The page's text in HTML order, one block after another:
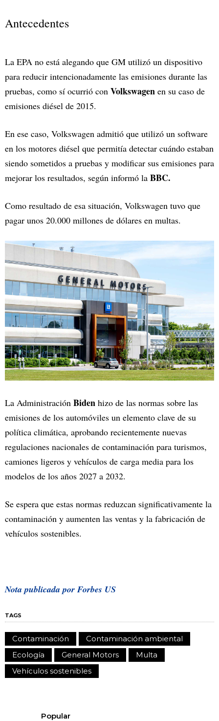
Antecedentes
La EPA no está alegando que GM utilizó un dispositivo
para reducir intencionadamente las emisiones durante las
pruebas, como sí ocurrió con Volkswagen en su caso de
emisiones diésel de 2015.
En ese caso, Volkswagen admitió que utilizó un software
en los motores diésel que permitía detectar cuándo estaban
siendo sometidos a pruebas y modificar sus emisiones para
mejorar los resultados, según informó la BBC.
Como resultado de esa situación, Volkswagen tuvo que
pagar unos 20.000 millones de dólares en multas.
La Administración Biden hizo de las normas sobre las
emisiones de los automóviles un elemento clave de su
política climática, aprobando recientemente nuevas
regulaciones nacionales de contaminación para turismos,
camiones ligeros y vehículos de carga media para los
modelos de los años 2027 a 2032.
Se espera que estas normas reduzcan significativamente la
contaminación y aumenten las ventas y la fabricación de
vehículos sostenibles.
Nota publicada por Forbes US
TAGS
Contaminación
Contaminación ambiental
Ecología
General Motors
Multa
Vehículos sostenibles
Popular